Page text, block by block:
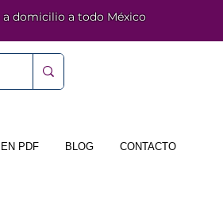
a domicilio a todo México
PDF BLOG CONTACTO